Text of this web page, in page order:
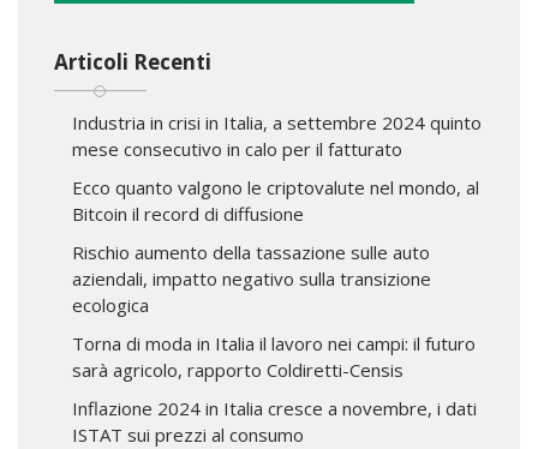
Articoli Recenti
Industria in crisi in Italia, a settembre 2024 quinto
mese consecutivo in calo per il fatturato
Ecco quanto valgono le criptovalute nel mondo, al
Bitcoin il record di diffusione
Rischio aumento della tassazione sulle auto
aziendali, impatto negativo sulla transizione
ecologica
Torna di moda in Italia il lavoro nei campi: il futuro
sarà agricolo, rapporto Coldiretti-Censis
Inflazione 2024 in Italia cresce a novembre, i dati
ISTAT sui prezzi al consumo